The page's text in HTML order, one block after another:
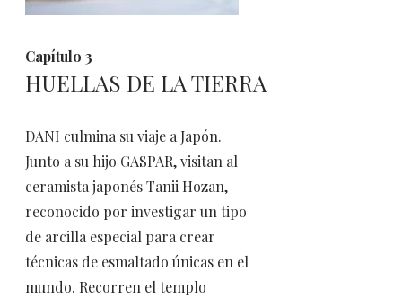
​Capítulo 3
HUELLAS DE LA TIERRA
DANI culmina su viaje a Japón.
Junto a su hijo GASPAR, visitan al
ceramista japonés Tanii Hozan,
reconocido por investigar un tipo
de arcilla especial para crear
técnicas de esmaltado únicas en el
mundo. Recorren el templo